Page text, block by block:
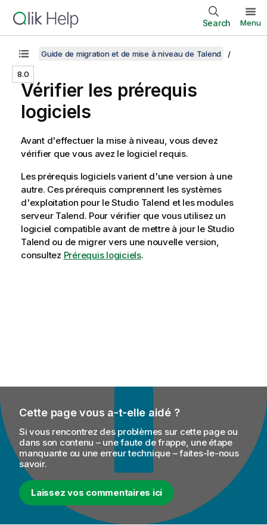
Search Menu
8.0
Guide de migration et de mise à niveau de Talend
Vérifier les prérequis
logiciels
Avant d'effectuer la mise à niveau, vous devez
vérifier que vous avez le logiciel requis.
Les prérequis logiciels varient d'une version à une
autre. Ces prérequis comprennent les systèmes
d'exploitation pour leStudio Talend et les modules
serveur Talend. Pour vérifier que vous utilisez un
logiciel compatible avant de mettre à jour le Studio
Talend ou de migrer vers une nouvelle version,
consultez Prérequis logiciels.
Cette page vous a-t-elle aidé ?
Si vous rencontrez des problèmes sur cette page ou
dans son contenu – une faute de frappe, une étape
manquante ou une erreur technique – faites-le-nous
savoir.
Laissez vos commentaires ici